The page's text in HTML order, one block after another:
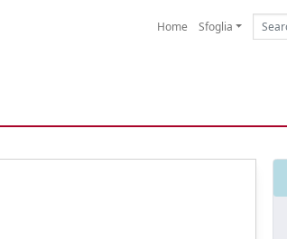
Home Sfoglia